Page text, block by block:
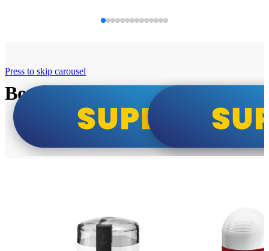
Bosch super cene
Press to skip carousel